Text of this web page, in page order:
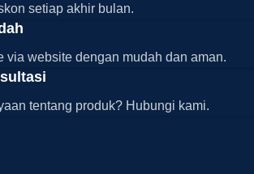
setiap akhir bulan.
via website dengan mudah dan aman.
tentang produk? Hubungi kami.